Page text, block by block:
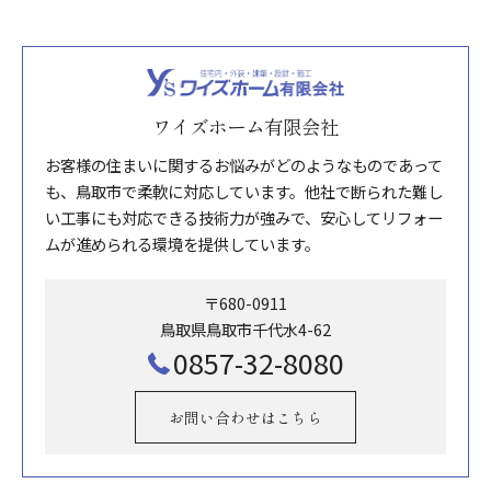
ワイズホーム有限会社
お客様の住まいに関するお悩みがどのようなものであって
も、鳥取市で柔軟に対応しています。他社で断られた難し
い工事にも対応できる技術力が強みで、安心してリフォー
ムが進められる環境を提供しています。
〒680-0911
鳥取県鳥取市千代水4-62
0857-32-8080
お問い合わせはこちら